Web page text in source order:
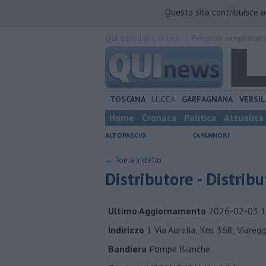
Questo sito contribuisce
TOSCANA LUCCA GARFAGNANA
Home Cronaca Politica Attualità
ALTOPASCIO CAPANNORI
← Torna Indietro
Distributore -
Ultimo Aggiornamento 2026-02-03
Indirizzo 1 Via Aurelia, Km. 368,
Bandiera Pompe Bianche